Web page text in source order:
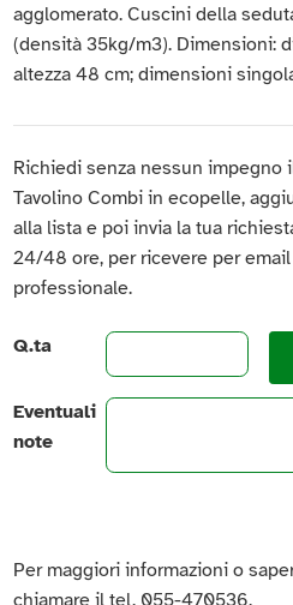
agglomerato. Cuscini della
(densità 35kg/m3). Dimensioni:
altezza 48 cm; dimensioni
Richiedi senza nessun impegno
Tavolino Combi in ecopelle,
alla lista e poi invia la tua
24/48 ore, per ricevere per
professionale.
Q.ta
Eventuali
note
Per maggiori informazioni o